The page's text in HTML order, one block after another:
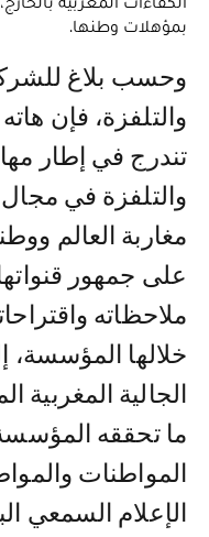
بمؤهلات وطنها.
وحسب بلاغ للشركة الوطنية للإذاعة
والتلفزة، فإن
تندرج في إطار
والتلفزة في مجال
مغاربة العالم
على جمهور قنواتها
ملاحظاته
خلالها المؤسسة،
الجالية المغربية
ما تحققه
المواطنات
الإعلام السمعي